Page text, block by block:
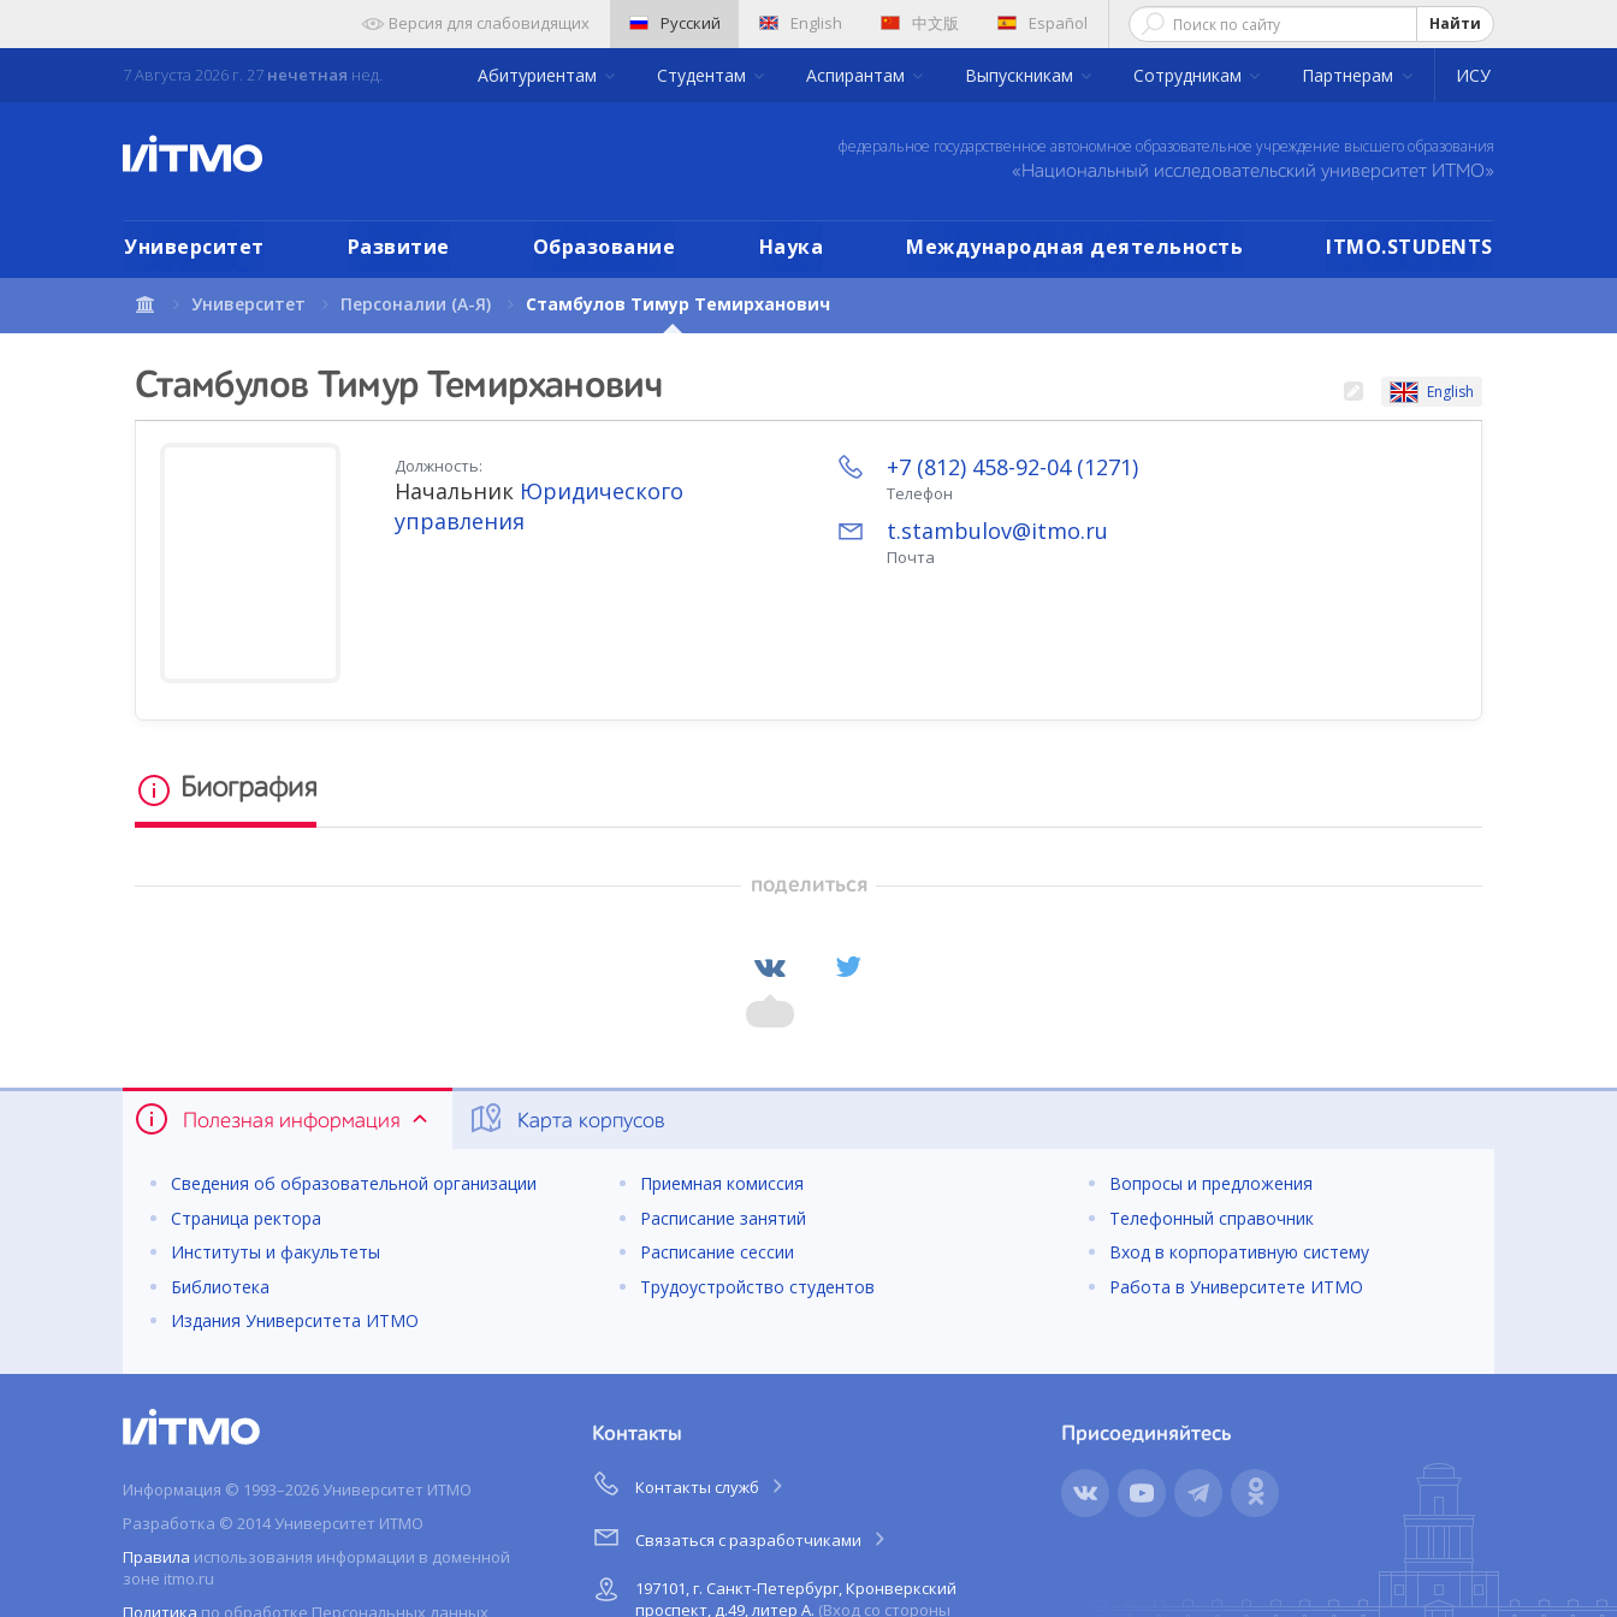
Версия для слабовидящих Русский English 中文版 Español Найти
7 Августа 2026 г. 27 нечетная нед. Абитуриентам Студентам Аспирантам Выпускникам Сотрудникам Партнерам ИСУ
федеральное государственное автономное образовательное учреждение высшего образования
«Национальный исследовательский университет ИТМО»
Университет Развитие Образование Наука Международная деятельность ITMO.STUDENTS
Университет Персоналии (А-Я) Стамбулов Тимур Темирханович
Стамбулов Тимур Темирханович English
Должность:
Начальник Юридического
управления
+7 (812) 458-92-04 (1271)
Телефон
t.stambulov@itmo.ru
Почта
Биография
поделиться
Полезная информация Карта корпусов
Сведения об образовательной организации
Страница ректора
Институты и факультеты
Библиотека
Издания Университета ИТМО
Приемная комиссия
Расписание занятий
Расписание сессии
Трудоустройство студентов
Вопросы и предложения
Телефонный справочник
Вход в корпоративную систему
Работа в Университете ИТМО
Информация © 1993–2026 Университет ИТМО
Разработка © 2014 Университет ИТМО
Правила использования информации в доменной
зоне itmo.ru
Политика по обработке Персональных данных
Контакты
Контакты служб
Связаться с разработчиками
197101, г. Санкт-Петербург, Кронверкский
проспект, д.49, литер А. (Вход со стороны
Присоединяйтесь